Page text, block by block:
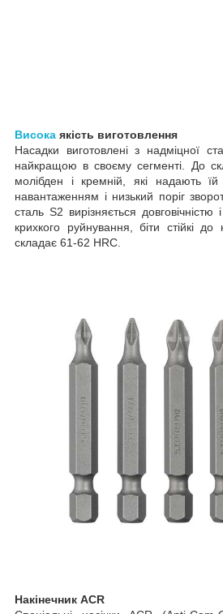
Висока якість виготовлення
Насадки виготовлені з надміцної
найкращою в своєму сегменті. До
молібден і кремній, які надають
навантаженням і низький поріг
сталь S2 вирізняється
крихкого руйнування, біти стійкі до
складає 61-62 HRC.
Накінечник ACR